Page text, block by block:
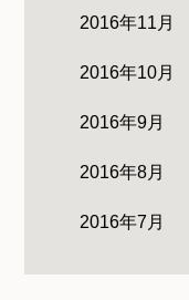
2016年11月
2016年10月
2016年9月
2016年8月
2016年7月